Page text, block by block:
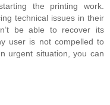
the printing work.
technical issues in their
be able to recover its
user is not compelled to
urgent situation, you can